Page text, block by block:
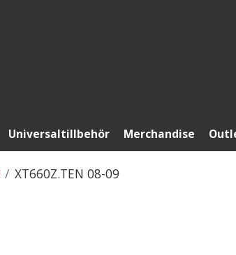
Universaltillbehör Merchandise
XT660Z.TEN 08-09